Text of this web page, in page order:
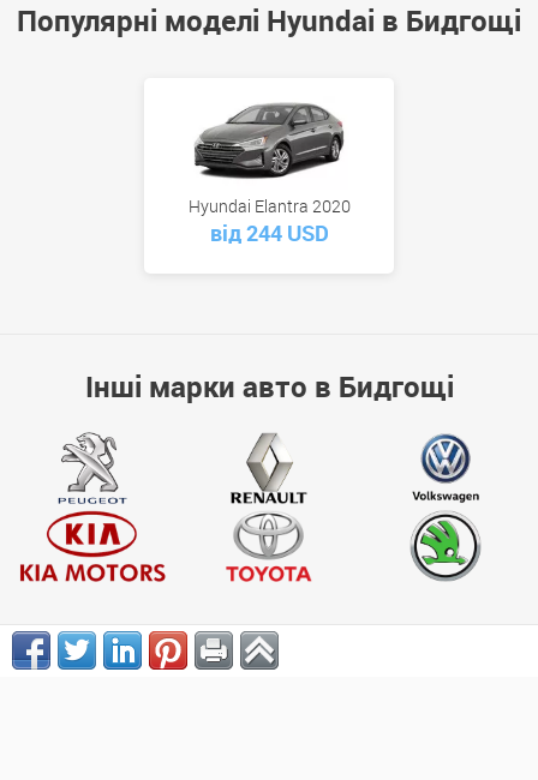
Популярні моделі Hyundai в Бидгощі
Hyundai Elantra 2020
від 244 USD
Інші марки авто в Бидгощі